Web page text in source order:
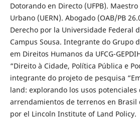
Dotorando en Directo (UFPB).
Urbano (UERN). Abogado (OAB/PB
Derecho por la Universidade Federal
Campus Sousa. Integrante do Grupo
em Direitos Humanos da UFCG-
“Direito à Cidade, Política Pública e
integrante do projeto de pesquisa
land: explorando los usos potenciales
arrendamientos de terrenos en Brasil
por el Lincoln Institute of Land Policy.